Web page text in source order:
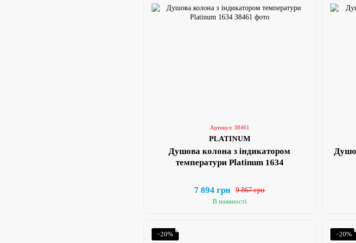
Артикул: 38461
PLATINUM
Душова колона з індикатором
температури Platinum 1634
9 867 грн
7 894 грн
В наявності
−20% −20%